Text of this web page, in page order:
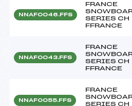
NNAF0046.FFS
FRANCE
SERIES CH
FFRANCE
NNAF0043.FFS
FRANCE
SERIES CH
FFRANCE
NNAF0055.FFS
FRANCE
SERIES CH